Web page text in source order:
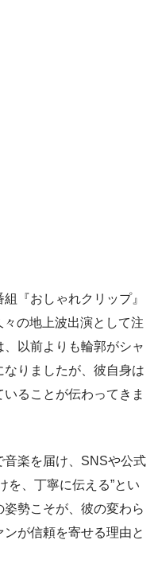
『おしゃれクリップ』
々の地上波出演として注
以前よりも輪郭がシャ
りましたが、彼自身は
ることが伝わってきま
楽を届け、SNSや公式
を、丁寧に伝える”とい
勢こそが、彼の変わら
が信頼を寄せる理由と